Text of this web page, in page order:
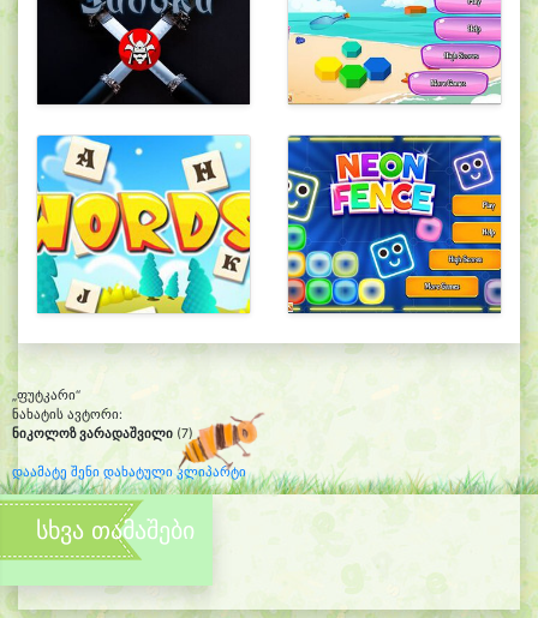
„ფუტკარი“
ნახატის ავტორი:
ნიკოლოზ ვარადაშვილი (7)
დაამატე შენი დახატული კლიპარტი
სხვა თამაშები